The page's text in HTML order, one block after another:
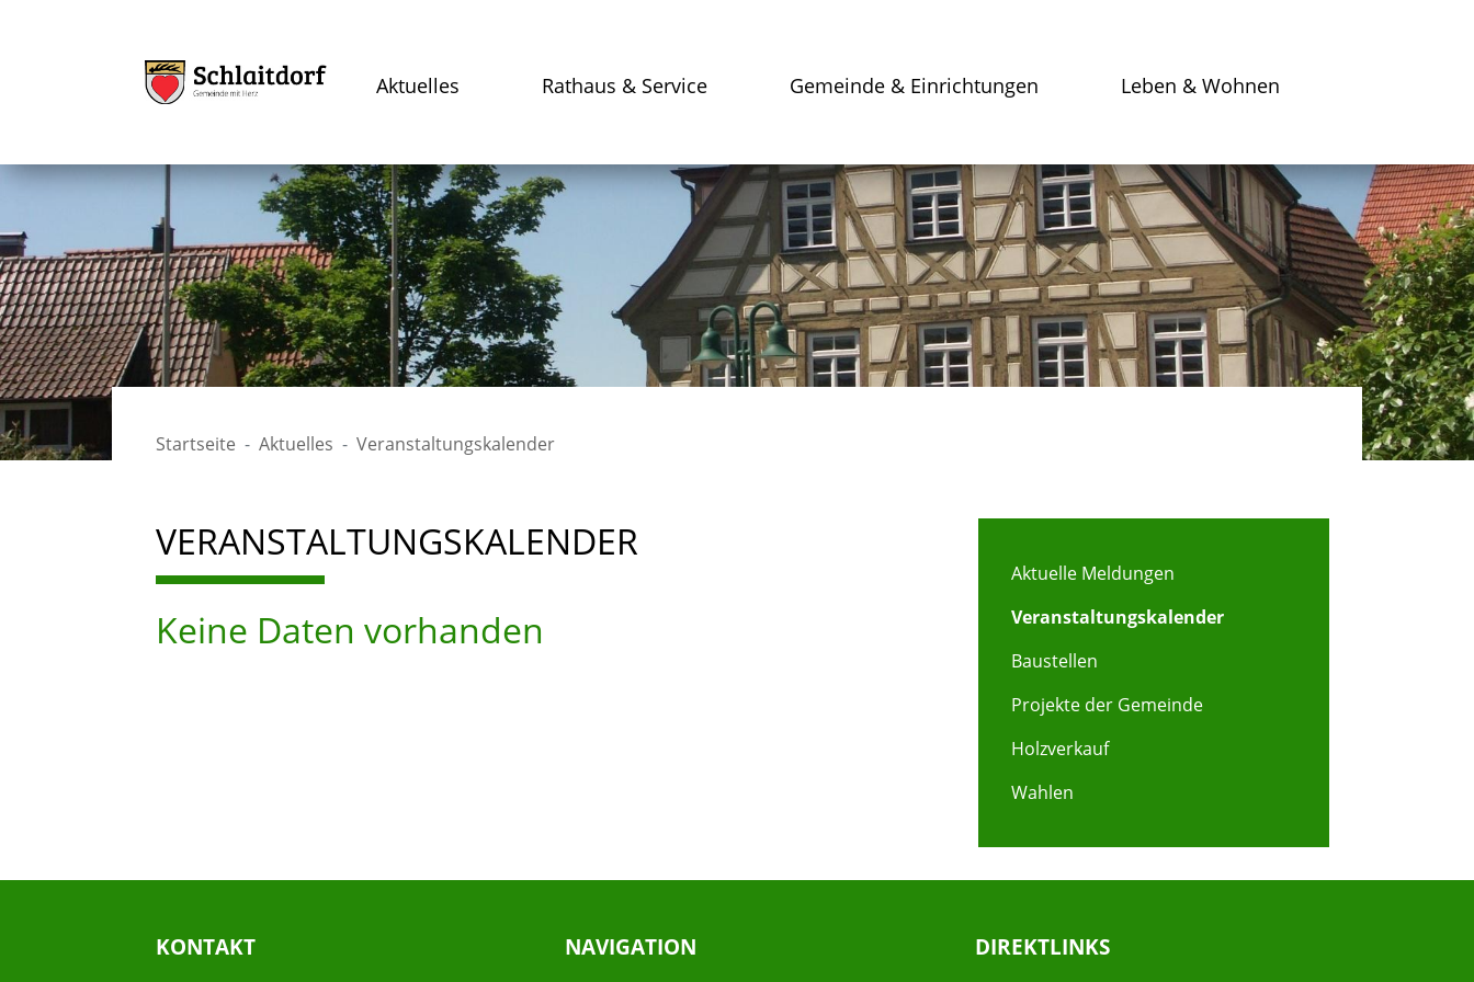
Aktuelles Rathaus & Service Gemeinde & Einrichtungen Leben & Wohnen
Startseite Aktuelles Veranstaltungskalender
VERANSTALTUNGSKALENDER
Keine Daten vorhanden
Aktuelle Meldungen
Veranstaltungskalender
Baustellen
Projekte der Gemeinde
Holzverkauf
Wahlen
KONTAKT NAVIGATION DIREKTLINKS